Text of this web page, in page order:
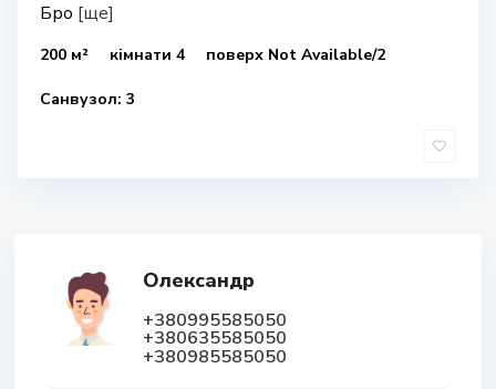
Бро [ще]
200 м² кімнати 4 поверх Not Available/2
Санвузол: 3
Олександр
+380995585050
+380635585050
+380985585050